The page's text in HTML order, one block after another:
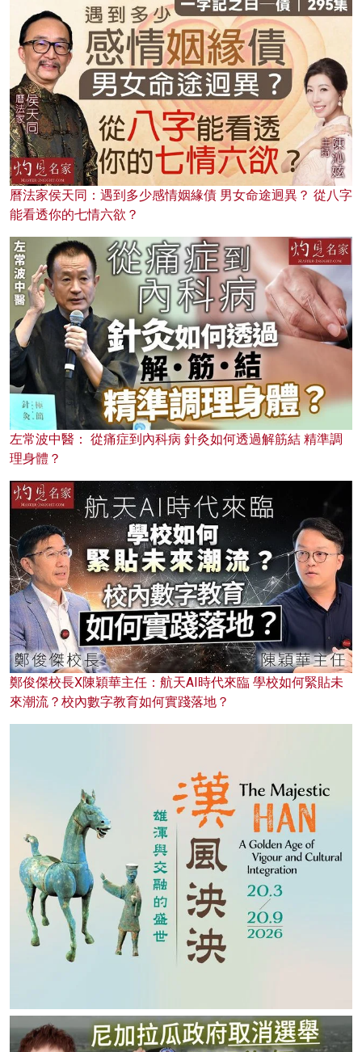
曆法家侯天同：遇到多少感情姻緣債 男女命途迥異？ 從八字
能看透你的七情六欲？
左常波中醫： 從痛症到內科病 針灸如何透過解筋結 精準調
理身體？
鄭俊傑校長X陳穎華主任：航天AI時代來臨 學校如何緊貼未
來潮流？校內數字教育如何實踐落地？